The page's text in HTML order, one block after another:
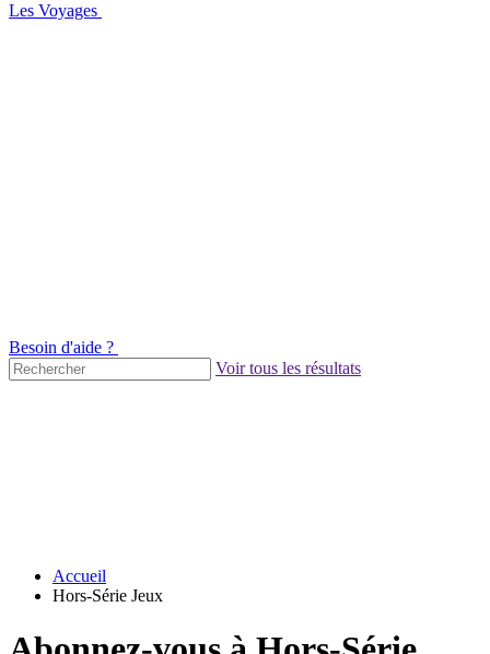
Les Voyages
Besoin d'aide ?
Voir tous les résultats
Accueil
Hors-Série Jeux